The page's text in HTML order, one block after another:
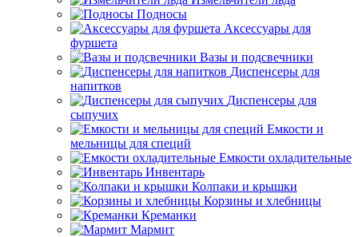
Подносы
Аксессуары для
фуршета
Вазы и подсвечники
Диспенсеры для
напитков
Диспенсеры для
сыпучих
Емкости и
мельницы для специй
Емкости охладительные
Инвентарь
Колпаки и крышки
Корзины и хлебницы
Креманки
Мармит